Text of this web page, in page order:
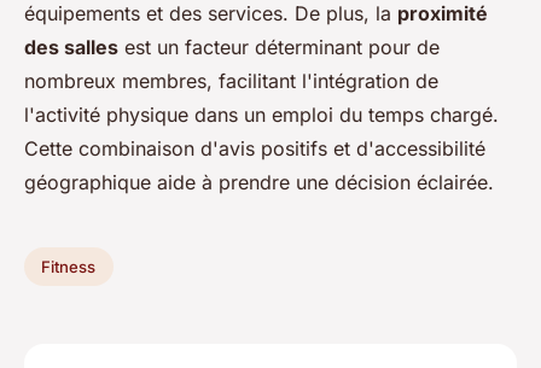
équipements et des services. De plus, la proximité
des salles est un facteur déterminant pour de
nombreux membres, facilitant l'intégration de
l'activité physique dans un emploi du temps chargé.
Cette combinaison d'avis positifs et d'accessibilité
géographique aide à prendre une décision éclairée.
Fitness